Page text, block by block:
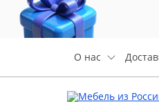
О нас